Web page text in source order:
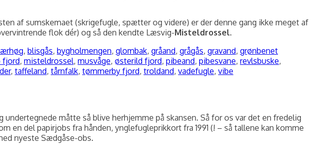
af sumskemaet (skrigefugle, spætter og videre) er der denne gang ikke meget af
flok dér) og så den kendte Læsvig-Misteldrossel.
, blisgås, bygholmengen, glombak, gråand, grågås, gravand, grønbenet
fjord, misteldrossel, musvåge, østerild fjord, pibeand, pibesvane, revlsbuske,
, taffeland, tårnfalk, tømmerby fjord, troldand, vadefugle, vibe
måtte så blive herhjemme på skansen. Så for os var det en fredelig
del papirjobs fra hånden, ynglefugleprikkort fra 1991 (! – så tallene kan komme
nyeste Sædgåse-obs.